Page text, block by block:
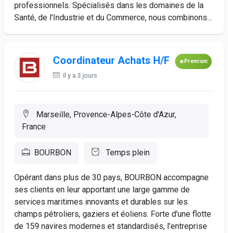
professionnels. Spécialisés dans les domaines de la
Santé, de l'Industrie et du Commerce, nous combinons...
Coordinateur Achats H/F Premium
Il y a 3 jours
Marseille, Provence-Alpes-Côte d'Azur,
France
BOURBON Temps plein
Opérant dans plus de 30 pays, BOURBON accompagne
ses clients en leur apportant une large gamme de
services maritimes innovants et durables sur les
champs pétroliers, gaziers et éoliens. Forte d'une flotte
de 159 navires modernes et standardisés, l'entreprise